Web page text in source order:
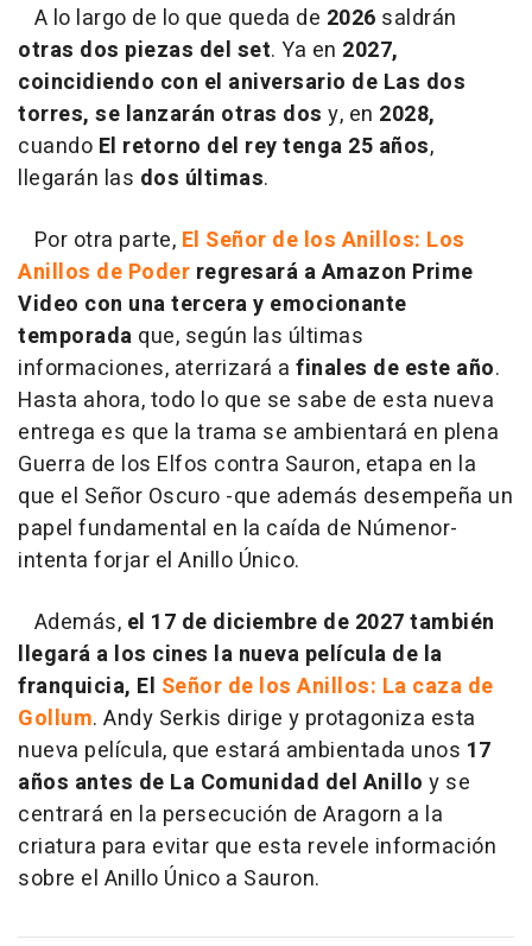
A lo largo de lo que queda de 2026 saldrán
otras dos piezas del set. Ya en 2027,
coincidiendo con el aniversario de Las dos
torres, se lanzarán otras dos y, en 2028,
cuando El retorno del rey tenga 25 años,
llegarán las dos últimas.
Por otra parte, El Señor de los Anillos: Los
Anillos de Poder regresará a Amazon Prime
Video con una tercera y emocionante
temporada que, según las últimas
informaciones, aterrizará a finales de este año.
Hasta ahora, todo lo que se sabe de esta nueva
entrega es que la trama se ambientará en plena
Guerra de los Elfos contra Sauron, etapa en la
que el Señor Oscuro -que además desempeña un
papel fundamental en la caída de Númenor-
intenta forjar el Anillo Único.
Además, el 17 de diciembre de 2027 también
llegará a los cines la nueva película de la
franquicia, El Señor de los Anillos: La caza de
Gollum. Andy Serkis dirige y protagoniza esta
nueva película, que estará ambientada unos 17
años antes de La Comunidad del Anillo y se
centrará en la persecución de Aragorn a la
criatura para evitar que esta revele información
sobre el Anillo Único a Sauron.